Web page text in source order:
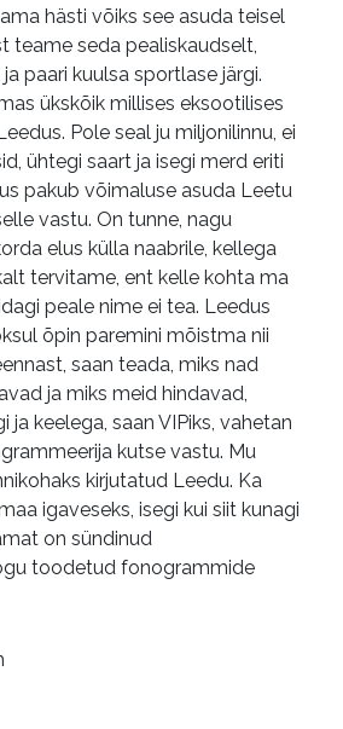
hästi võiks see asuda teisel
teame seda pealiskaudselt,
paari kuulsa sportlase järgi.
ükskõik millises eksootilises
Pole seal ju miljonilinnu, ei
ühtegi saart ja isegi merd eriti
pakub võimaluse asuda Leetu
vastu. On tunne, nagu
elus külla naabrile, kellega
tervitame, ent kelle kohta ma
peale nime ei tea. Leedus
õpin paremini mõistma nii
saan teada, miks nad
ja miks meid hindavad,
ja keelega, saan VIPiks, vahetan
kutse vastu. Mu
kirjutatud Leedu. Ka
igaveseks, isegi kui siit kunagi
on sündinud
toodetud fonogrammide